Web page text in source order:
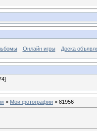
Онлайн игры Доска
» Мои фотографии » 81956